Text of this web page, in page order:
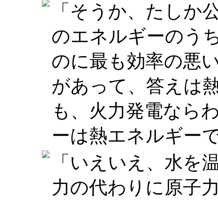
「そうか、たしか
のエネルギーのう
のに最も効率の悪
があって、答えは
も、火力発電なら
ーは熱エネルギー
「いえいえ、水を
力の代わりに原子